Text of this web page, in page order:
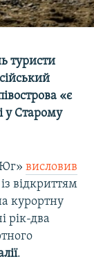
туристи
«є
у Старому
Юг»висловив
відкриттям
курортну
рік-два
.